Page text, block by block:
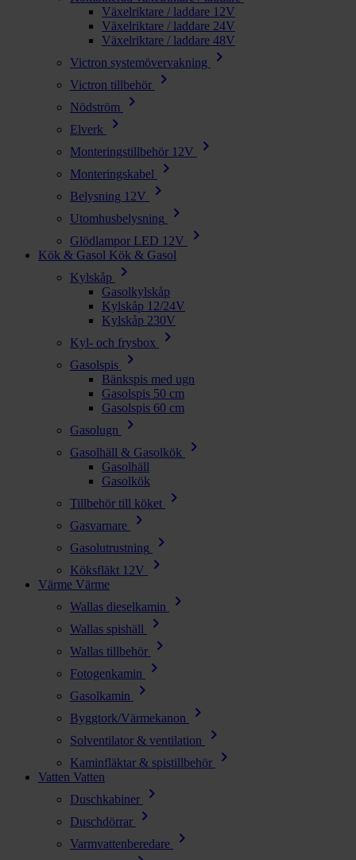
Växelriktare / laddare 12V
Växelriktare / laddare 24V
Växelriktare / laddare 48V
Victron systemövervakning
chevron_right
Victron tillbehör chevron_right
Nödström chevron_right
Elverk chevron_right
Monteringstillbehör 12V chevron_right
Monteringskabel chevron_right
Belysning 12V chevron_right
Utomhusbelysning chevron_right
Glödlampor LED 12V chevron_right
Kök & Gasol Kök & Gasol
Kylskåp
chevron_right
Gasolkylskåp
Kylskåp 12/24V
Kylskåp 230V
Kyl- och frysbox
chevron_right
Gasolspis chevron_right
Bänkspis med ugn
Gasolspis 50 cm
Gasolspis 60 cm
Gasolugn
chevron_right
Gasolhäll & Gasolkök chevron_right
Gasolhäll
Gasolkök
Tillbehör till köket
chevron_right
Gasvarnare chevron_right
Gasolutrustning chevron_right
Köksfläkt 12V chevron_right
Värme Värme
Wallas dieselkamin
chevron_right
Wallas spishäll chevron_right
Wallas tillbehör chevron_right
Fotogenkamin chevron_right
Gasolkamin chevron_right
Byggtork/Värmekanon chevron_right
Solventilator & ventilation chevron_right
Kaminfläktar & spistillbehör chevron_right
Vatten Vatten
Duschkabiner
chevron_right
Duschdörrar chevron_right
Varmvattenberedare chevron_right